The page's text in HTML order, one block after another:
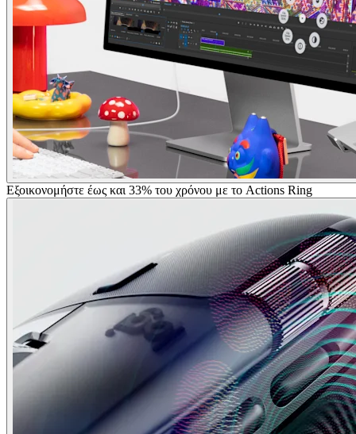
Εξοικονομήστε έως και 33% του χρόνου με το Actions Ring